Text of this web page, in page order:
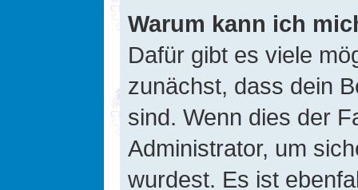
Warum kann ich
Dafür gibt es viele
zunächst, dass dein
sind. Wenn dies der
Administrator, um
wurdest. Es ist